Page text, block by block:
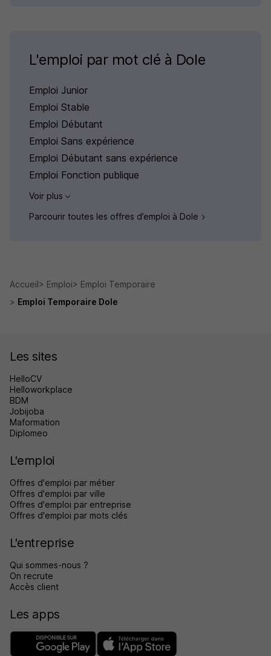
L'emploi par mot clé à Dole
Emploi Junior
Emploi Stable
Emploi Débutant
Emploi Sans expérience
Emploi Débutant sans expérience
Emploi Fonction publique
Voir plus
Parcourir toutes les offres d’emploi à Dole
Accueil Emploi
Emploi Temporaire
Emploi Temporaire Dole
Les sites
HelloCV
Helloworkplace
BDM
Jobijoba
Maformation
Diplomeo
L'emploi
Offres d'emploi par métier
Offres d'emploi par ville
Offres d'emploi par entreprise
Offres d'emploi par mots clés
L'entreprise
Qui sommes-nous ?
On recrute
Accès client
Les apps